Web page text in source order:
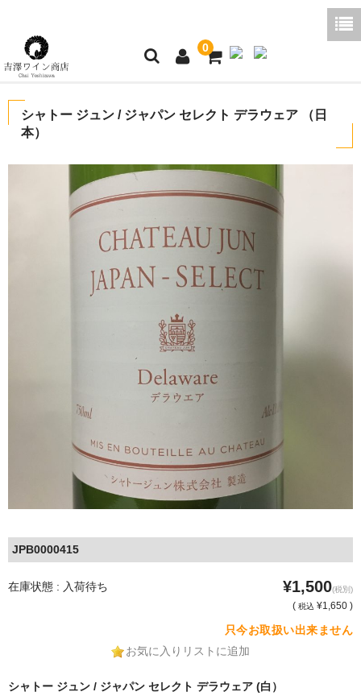
0
ご利用ガイド
好みから探す
よくあるご質問
シャトー ジュン / ジャパン セレクト デラウェア （日
本）
JPB0000415
在庫状態 : 入荷待ち ¥1,500(税別)
( 税込 ¥1,650 )
只今お取扱い出来ません
お気に入りリストに追加
シャトー ジュン / ジャパン セレクト デラウェア (白）